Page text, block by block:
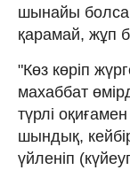
шынайы
қарамай, жұп
"Көз көріп
маxаббат
түрлі
шындық,
үйленіп